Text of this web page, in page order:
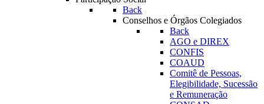
Back
Conselhos e Órgãos Colegiados
Back
AGO e DIREX
CONFIS
COAUD
Comitê de Pessoas,
Elegibilidade, Sucessão
e Remuneração